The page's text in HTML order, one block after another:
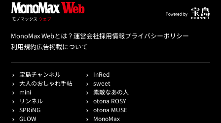
MonoMax Webとは？運営会社採用情報プライバシーポリシー
利用規約広告掲載について
宝島チャンネル
InRed
大人のおしゃれ手帖
sweet
mini
素敵なあの人
リンネル
otona ROSY
SPRiNG
otona MUSE
GLOW
MonoMax